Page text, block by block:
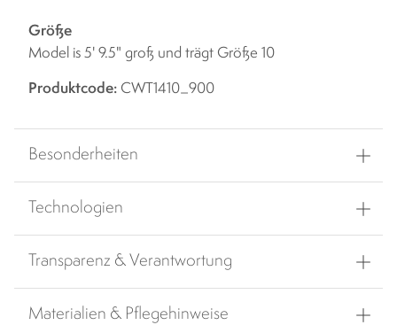
Größe
Model is 5' 9.5" groß und trägt Größe 10
Produktcode: CWT1410_900
Besonderheiten
Technologien
Transparenz & Verantwortung
Materialien & Pflegehinweise